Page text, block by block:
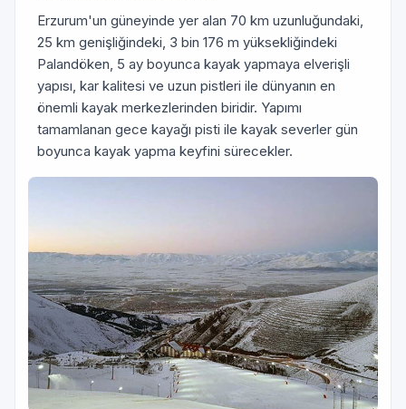
Erzurum'un güneyinde yer alan 70 km uzunluğundaki,
25 km genişliğindeki, 3 bin 176 m yüksekliğindeki
Palandöken, 5 ay bo­yunca kayak yapmaya elverişli
yapısı, kar kalitesi ve uzun pistleri ile dünyanın en
önemli kayak merkezlerinden biridir. Yapımı
tamamlanan gece kayağı pisti ile kayak severler gün
boyunca kayak yapma keyfini sürecekler.